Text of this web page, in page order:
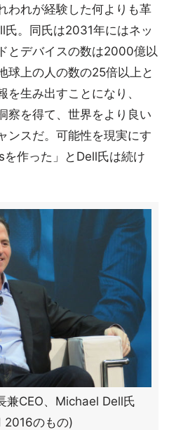
われが経験した何よりも革
。同氏は2031年にはネッ
とデバイスの数は2000億以
球上の人の数の25倍以上と
を生み出すことになり、
察を得て、世界をより良い
ンスだ。可能性を現実にす
作った」とDell氏は続け
兼CEO、Michael Dell氏
2016のもの)